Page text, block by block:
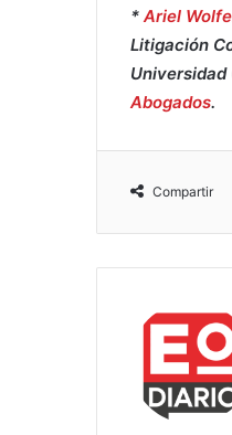
* Ariel
Litigación
Abogados.
Compartir